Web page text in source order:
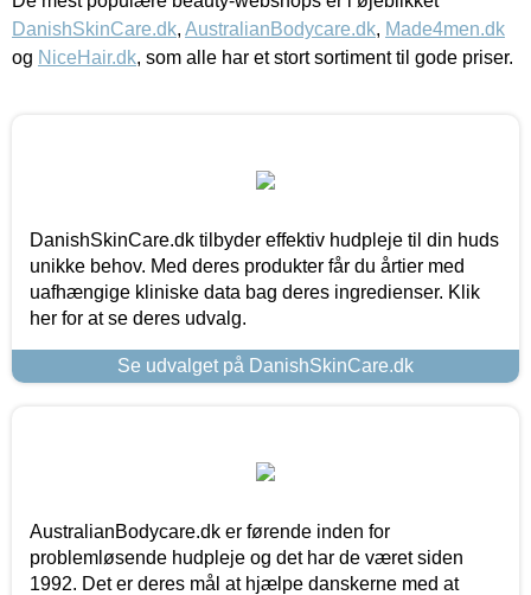
DanishSkinCare.dk, AustralianBodycare.dk, Made4men.dk
og NiceHair.dk, som alle har et stort sortiment til gode priser.
DanishSkinCare.dk tilbyder effektiv hudpleje til din huds
unikke behov. Med deres produkter får du årtier med
uafhængige kliniske data bag deres ingredienser. Klik
her for at se deres udvalg.
Se udvalget på DanishSkinCare.dk
AustralianBodycare.dk er førende inden for
problemløsende hudpleje og det har de været siden
1992. Det er deres mål at hjælpe danskerne med at